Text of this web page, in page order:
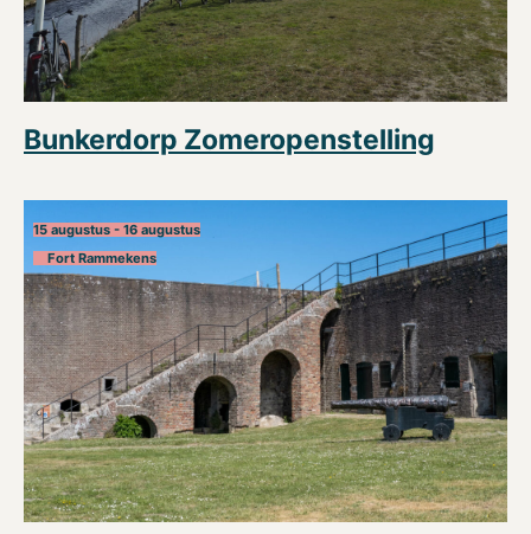
Bunkerdorp Zomeropenstelling
15 augustus - 16 augustus
Fort Rammekens